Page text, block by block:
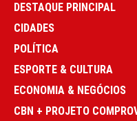
DESTAQUE PRINCIPAL
CIDADES
POLÍTICA
ESPORTE & CULTURA
ECONOMIA & NEGÓCIOS
CBN + PROJETO